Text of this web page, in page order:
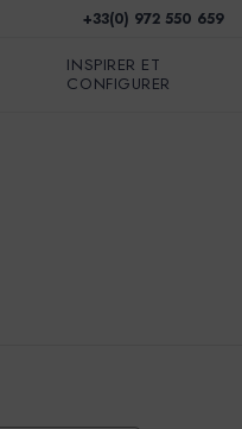
+33(0) 972 550 659
INSPIRER ET
CONFIGURER